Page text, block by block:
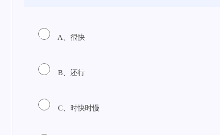
A、很快
B、还行
C、时快时慢